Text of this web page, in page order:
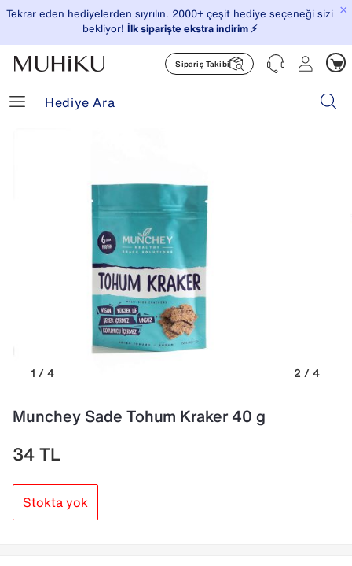
×
Tekrar eden hediyelerden sıyrılın. 2000+ çeşit hediye seçeneği sizi
bekliyor! İlk siparişte ekstra indirim ⚡️
Sipariş Takibi
1 / 4 2 / 4
Munchey Sade Tohum Kraker 40 g
34TL
Stokta yok